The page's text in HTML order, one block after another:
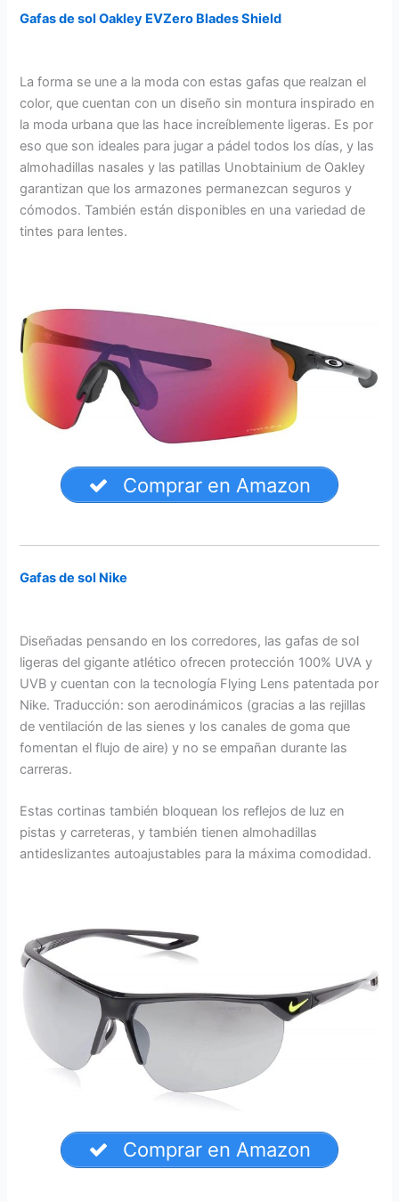
Gafas de sol Oakley EVZero Blades Shield
La forma se une a la moda con estas gafas que realzan el
color, que cuentan con un diseño sin montura inspirado en
la moda urbana que las hace increíblemente ligeras. Es por
eso que son ideales para jugar a pádel todos los días, y las
almohadillas nasales y las patillas Unobtainium de Oakley
garantizan que los armazones permanezcan seguros y
cómodos. También están disponibles en una variedad de
tintes para lentes.
Comprar en Amazon
Gafas de sol Nike
Diseñadas pensando en los corredores, las gafas de sol
ligeras del gigante atlético ofrecen protección 100% UVA y
UVB y cuentan con la tecnología Flying Lens patentada por
Nike. Traducción: son aerodinámicos (gracias a las rejillas
de ventilación de las sienes y los canales de goma que
fomentan el flujo de aire) y no se empañan durante las
carreras.
Estas cortinas también bloquean los reflejos de luz en
pistas y carreteras, y también tienen almohadillas
antideslizantes autoajustables para la máxima comodidad.
Comprar en Amazon